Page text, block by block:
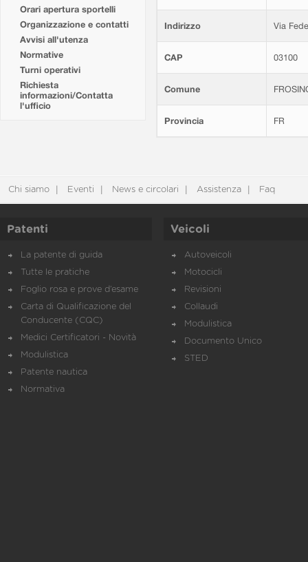
Orari apertura sportelli
Organizzazione e contatti
Avvisi all'utenza
Normative
Turni operativi
Richiesta
informazioni/Contatta
l'ufficio
Indirizzo Via
CAP 03100
Comune
Provincia FR
Chi siamo Eventi News e circolari Assistenza Faq
Patenti
La patente di guida
Tutte le pratiche
Foglio rosa e prove d’esame
Carta di Qualificazione del
Conducente (CQC)
Medici Certificatori - Novità
Modulistica
Patente nautica
Normativa
Veicoli
Autoveicoli
Motocicli
Revisioni
Collaudi
Modulistica
Documento Unico
STED